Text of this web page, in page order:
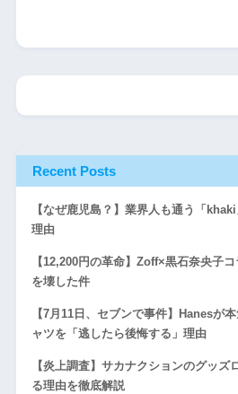
Recent Posts
【なぜ鹿児島？】業界人も通う「
理由
【12,200円の革命】Zoff×黒石奈央子
を壊した件
【7月11日、セブンで事件】Hanesが
ャツを「逃したら後悔する」理由
【炎上調査】サカナクションのグッズ
る理由を徹底解説